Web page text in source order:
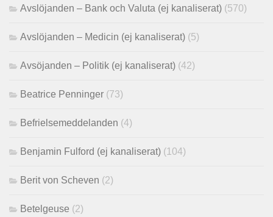
Avslöjanden – Bank och Valuta (ej kanaliserat) (570)
Avslöjanden – Medicin (ej kanaliserat) (5)
Avsöjanden – Politik (ej kanaliserat) (42)
Beatrice Penninger (73)
Befrielsemeddelanden (4)
Benjamin Fulford (ej kanaliserat) (104)
Berit von Scheven (2)
Betelgeuse (2)